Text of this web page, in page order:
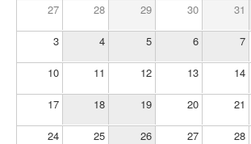
27 28 29 30 31
3 4 5 6 7
10 11 12 13 14
17 18 19 20 21
24 25 26 27 28